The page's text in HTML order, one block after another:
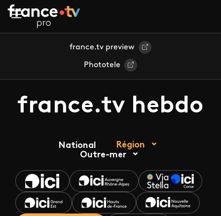
Aller au contenu principal
france.tv preview
Phototele
france.tv hebdo
National
Région
Outre-mer